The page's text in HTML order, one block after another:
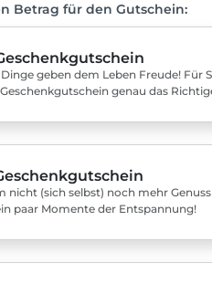
Betrag für den Gutschein:
geben dem Leben Freude! Für
genau das
nicht (sich selbst) noch mehr
paar Momente der Entspannung!